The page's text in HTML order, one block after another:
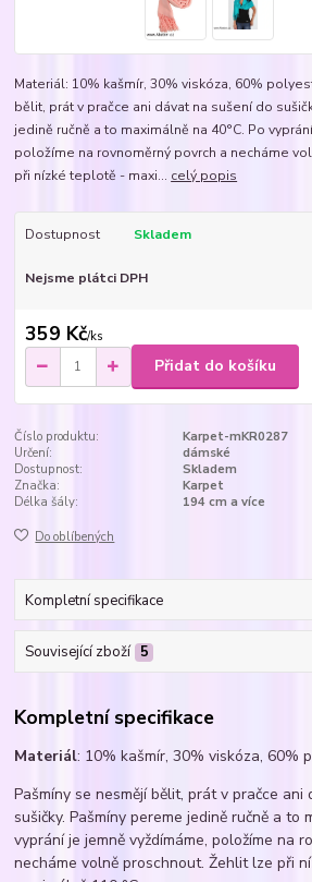
Materiál: 10% kašmír, 30% viskóza, 60%
bělit, prát v pračce ani dávat na sušení do
jedině ručně a to maximálně na 40°C. Po
položíme na rovnoměrný povrch a necháme
při nízké teplotě - maxi... celý popis
Dostupnost Skladem
Nejsme plátci DPH
359 Kč/ks
Přidat do košíku
Číslo produktu:
Karpet-mKR0287
Určení:
dámské
Dostupnost:
Skladem
Značka:
Karpet
Délka šály:
194 cm a více
Do oblíbených
Kompletní specifikace
Související zboží 5
Kompletní specifikace
Materiál: 10% kašmír, 30% viskóza, 60%
Pašmíny se nesmějí bělit, prát v pračce ani
sušičky. Pašmíny pereme jedině ručně a to
vyprání je jemně vyždímáme, položíme na
necháme volně proschnout. Žehlit lze při